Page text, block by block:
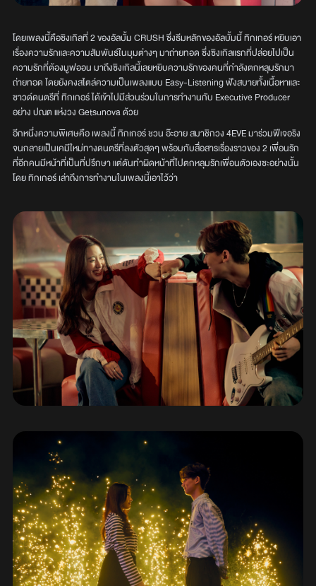
โดยเพลงนี้คือซิงเกิลที่ 2 ของอัลบั้ม CRUSH ซึ่งธีมหลักของอัลบั้มนี้ ทิกเกอร์ หยิบเอา
เรื่องความรักและความสัมพันธ์ในมุมต่างๆ มาถ่ายทอด ซึ่งซิงเกิลแรกที่ปล่อยไปเป็น
ความรักที่ต้องมูฟออน มาถึงซิงเกิลนี้เลยหยิบความรักของคนที่กำลังตกหลุมรักมา
ถ่ายทอด โดยยังคงสไตล์ความเป็นเพลงแบบ Easy-Listening ฟังสบายทั้งเนื้อหาและ
ซาวด์ดนตรีที่ ทิกเกอร์ ได้เข้าไปมีส่วนร่วมในการทำงานกับ Executive Producer
อย่าง ปณต แห่งวง Getsunova ด้วย
อีกหนึ่งความพิเศษคือ เพลงนี้ ทิกเกอร์ ชวน อ๊ะอาย สมาชิกวง 4EVE มาร่วมฟีเจอริง
จนกลายเป็นเคมีใหม่ทางดนตรีที่ลงตัวสุดๆ พร้อมกับสื่อสารเรื่องราวของ 2 เพื่อนรัก
ที่อีกคนมีหน้าที่เป็นที่ปรึกษา แต่ดันทำผิดหน้าที่ไปตกหลุมรักเพื่อนตัวเองซะอย่างนั้น
โดย ทิกเกอร์ เล่าถึงการทำงานในเพลงนี้เอาไว้ว่า